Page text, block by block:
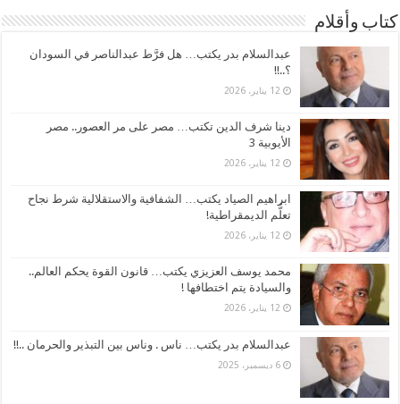
كتاب وأقلام
عبدالسلام بدر يكتب… هل فرَّط عبدالناصر في السودان
؟..!!
12 يناير، 2026
دينا شرف الدين تكتب… مصر على مر العصور.. مصر
الأيوبية 3
12 يناير، 2026
ابراهيم الصياد يكتب… الشفافية والاستقلالية شرط نجاح
تعلُّم الديمقراطية!
12 يناير، 2026
محمد يوسف العزيزي يكتب… قانون القوة يحكم العالم..
والسيادة يتم اختطافها !
12 يناير، 2026
عبدالسلام بدر يكتب… ناس . وناس بين التبذير والحرمان ..!!
6 ديسمبر، 2025